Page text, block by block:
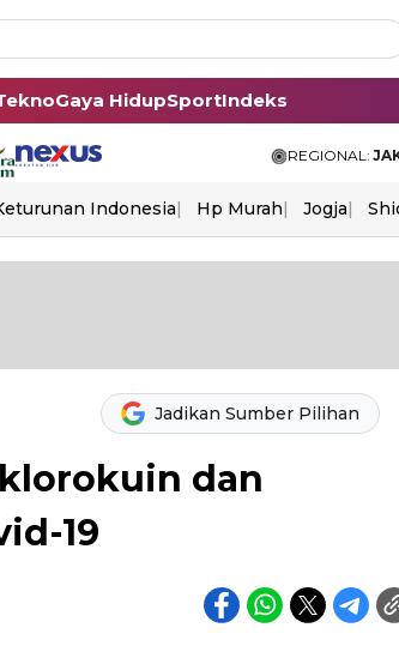
Gaya HidupSportIndeks
REGIONAL:
Indonesia Hp Murah Jogja
Jadikan Sumber Pilihan
dan
19